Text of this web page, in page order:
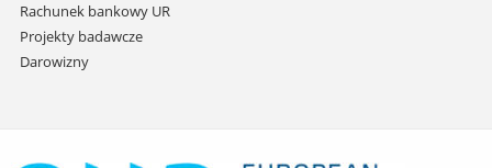
Rachunek bankowy UR
Projekty badawcze
Darowizny